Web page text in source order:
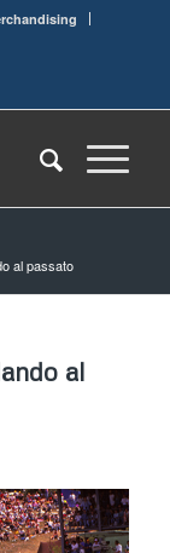
al passato
al